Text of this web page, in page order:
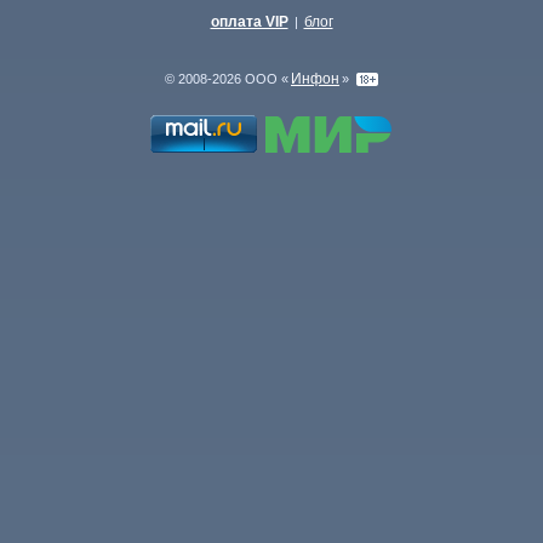
оплата VIP | блог
© 2008-2026 ООО « Инфон »